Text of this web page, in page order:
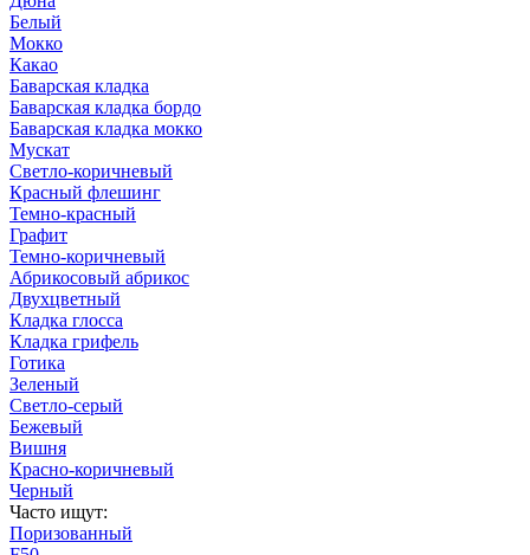
Белый
Мокко
Какао
Баварская кладка
Баварская кладка бордо
Баварская кладка мокко
Мускат
Светло-коричневый
Красный флешинг
Темно-красный
Графит
Темно-коричневый
Абрикосовый абрикос
Двухцветный
Кладка глосса
Кладка грифель
Готика
Зеленый
Светло-серый
Бежевый
Вишня
Красно-коричневый
Черный
Часто ищут:
Поризованный